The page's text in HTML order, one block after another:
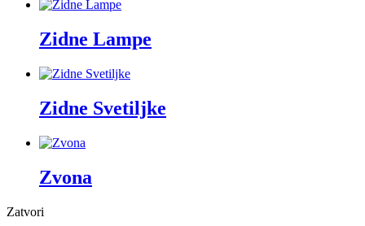
Zidne Lampe
Zidne Svetiljke
Zvona
Zatvori